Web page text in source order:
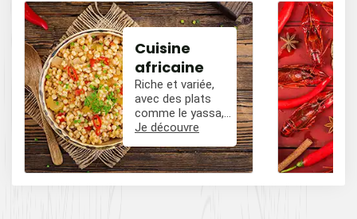
Cuisine
africaine
Riche et variée,
avec des plats
comme le yassa,
le poulet mafé, et
épicées avec du
poivre, du cumin,
et des piments.
Je découvre